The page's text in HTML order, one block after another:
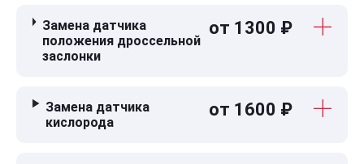
Замена датчика
положения дроссельной
заслонки
от 1300 ₽
Замена датчика
кислорода
от 1600 ₽